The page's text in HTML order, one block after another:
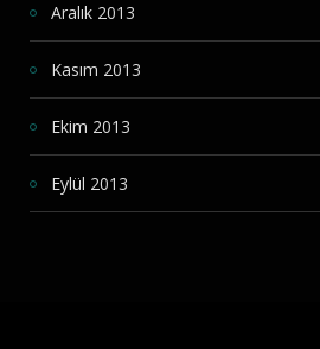
Aralık 2013
Kasım 2013
Ekim 2013
Eylül 2013